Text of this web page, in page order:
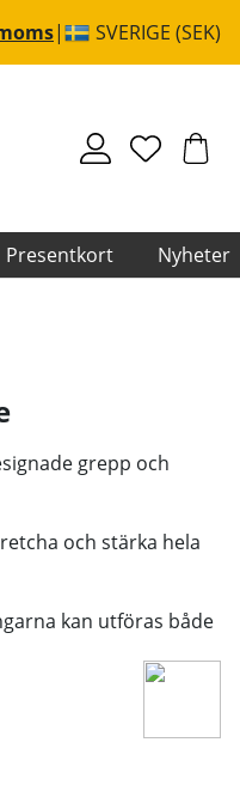
SVERIGE (SEK)
Presentkort Nyheter
grepp och
och stärka hela
kan utföras både